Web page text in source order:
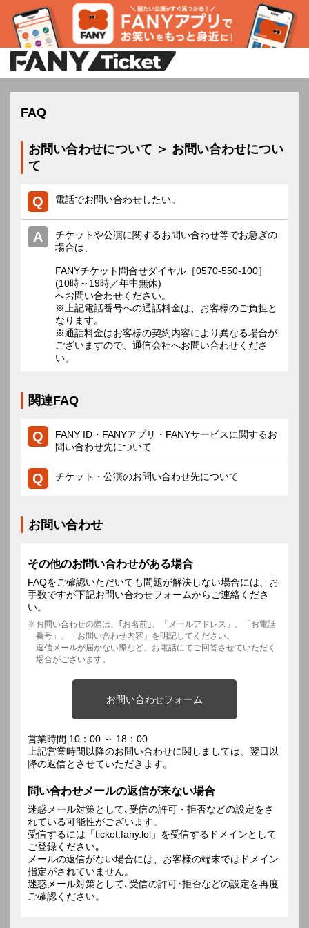
FAQ
お問い合わせについて ＞ お問い合わせについ
て
電話でお問い合わせしたい。
チケットや公演に関するお問い合わせ等でお急ぎの
場合は、
FANYチケット問合せダイヤル［0570-550-100］
(10時～19時／年中無休)
へお問い合わせください。
※上記電話番号への通話料金は、お客様のご負担と
なります。
※通話料金はお客様の契約内容により異なる場合が
ございますので、通信会社へお問い合わせくださ
い。
関連FAQ
FANY ID・FANYアプリ・FANYサービスに関するお
問い合わせ先について
チケット・公演のお問い合わせ先について
お問い合わせ
その他のお問い合わせがある場合
FAQをご確認いただいても問題が解決しない場合には、お
手数ですが下記お問い合わせフォームからご連絡くださ
い。
お問い合わせの際は、｢お名前｣、「メールアドレス」、「お電話
番号」、「お問い合わせ内容」を明記してください。
返信メールが届かない際など、お電話にてご回答させていただく
場合がございます。
お問い合わせフォーム
営業時間 10：00 ～ 18：00
上記営業時間以降のお問い合わせに関しましては、翌日以
降の返信とさせていただきます。
問い合わせメールの返信が来ない場合
迷惑メール対策として､受信の許可・拒否などの設定をさ
れている可能性がございます。
受信するには「ticket.fany.lol」を受信するドメインとして
ご登録ください｡
メールの返信がない場合には、お客様の端末ではドメイン
指定がされていません。
迷惑メール対策として､受信の許可･拒否などの設定を再度
ご確認ください。